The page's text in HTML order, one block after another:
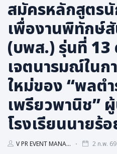
พลังงาน, สิ่งแวดล้อม
ยานยนต์
ขนส่ง
การงาน, อาชีพ
กิจกรรม
อบรมสัมมนา
ภาษาอังกฤษ
ภาษาจีน
สมัครหลักสูตร
เพื่องานพิทักษ์
(บพส.) รุ่นที่ 13
เจตนารมณ์ในก
ใหม่ของ “พลต
เพรียวพานิช”
โรงเรียนนายร้
V PR EVENT MANA... 2 ก.พ. 69